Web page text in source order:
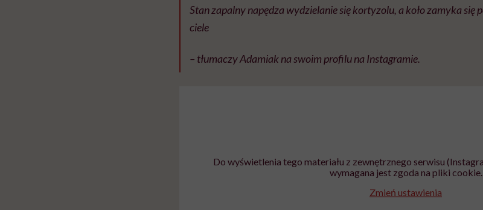
Stan zapalny napędza wydzielanie się kortyzolu, a koło zamyka się
ciele
– tłumaczy Adamiak na swoim profilu na Instagramie.
Do wyświetlenia tego materiału z zewnętrznego serwisu
wymagana jest zgoda na pliki cookie.
Zmień ustawienia